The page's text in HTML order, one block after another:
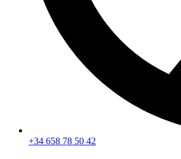
+34 658 78 50 42